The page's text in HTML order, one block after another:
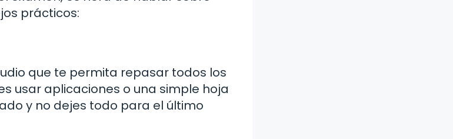
prácticos:
que te permita repasar todos los
usar aplicaciones o una simple hoja
y no dejes todo para el último